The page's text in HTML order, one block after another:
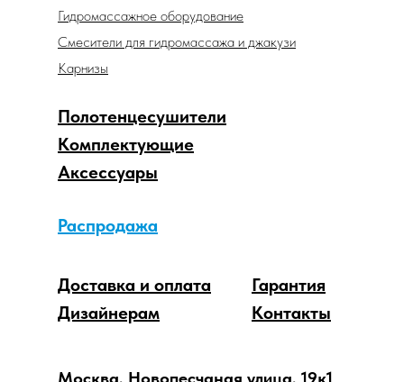
Аксессуары
Распродажа
Комплектующие
Дизайнерам
Доставка и оплата
Гарантия
Контакты
Гидромассажное оборудование
Смесители для гидромассажа и джакузи
Карнизы
Полотенцесушители